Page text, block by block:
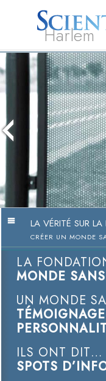
Harlem
sujet
L. Ron Hubbard
LA VÉRITÉ SUR
CRÉER UN MONDE
LA
MONDE
UN MONDE
ILS ONT DIT…
SPOTS